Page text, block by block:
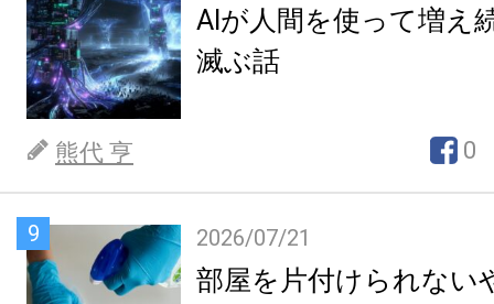
AIが人間を使って増え
滅ぶ話
熊代 亨 0
9 2026/07/21
部屋を片付けられない